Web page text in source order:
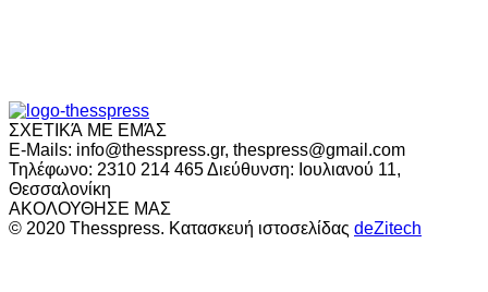
ΣΧΕΤΙΚΆ ΜΕ ΕΜΆΣ
E-Mails: info@thesspress.gr, thespress@gmail.com
Τηλέφωνο: 2310 214 465 Διεύθυνση: Ιουλιανού 11,
Θεσσαλονίκη
ΑΚΟΛΟΥΘΗΣΕ ΜΑΣ
© 2020 Thesspress. Κατασκευή ιστοσελίδας deZitech